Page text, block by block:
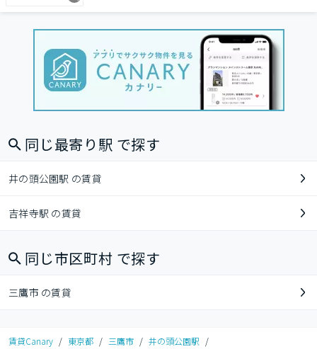
同じ最寄り駅 で探す
井の頭公園駅 の賃貸
吉祥寺駅 の賃貸
同じ市区町村 で探す
三鷹市 の賃貸
賃貸Canary / 東京都 / 三鷹市 / 井の頭公園駅 /